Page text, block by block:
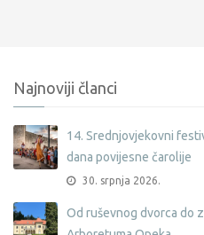
Najnoviji članci
14. Srednjovjekovni
dana povijesne čarolije
30. srpnja 2026.
Od ruševnog dvorca do